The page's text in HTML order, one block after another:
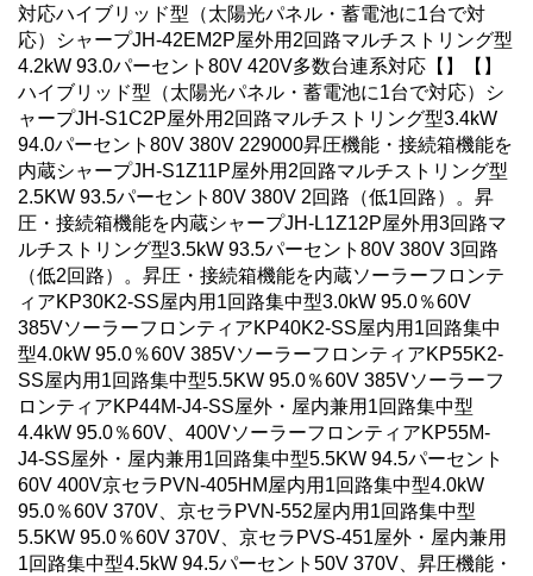
対応ハイブリッド型（太陽光パネル・蓄電池に1台で対
応）シャープJH-42EM2P屋外用2回路マルチストリング型
4.2kW 93.0パーセント80V 420V多数台連系対応【】【】
ハイブリッド型（太陽光パネル・蓄電池に1台で対応）シ
ャープJH-S1C2P屋外用2回路マルチストリング型3.4kW
94.0パーセント80V 380V 229000昇圧機能・接続箱機能を
内蔵シャープJH-S1Z11P屋外用2回路マルチストリング型
2.5KW 93.5パーセント80V 380V 2回路（低1回路）。昇
圧・接続箱機能を内蔵シャープJH-L1Z12P屋外用3回路マ
ルチストリング型3.5kW 93.5パーセント80V 380V 3回路
（低2回路）。昇圧・接続箱機能を内蔵ソーラーフロンテ
ィアKP30K2-SS屋内用1回路集中型3.0kW 95.0％60V
385VソーラーフロンティアKP40K2-SS屋内用1回路集中
型4.0kW 95.0％60V 385VソーラーフロンティアKP55K2-
SS屋内用1回路集中型5.5KW 95.0％60V 385Vソーラーフ
ロンティアKP44M-J4-SS屋外・屋内兼用1回路集中型
4.4kW 95.0％60V、400VソーラーフロンティアKP55M-
J4-SS屋外・屋内兼用1回路集中型5.5KW 94.5パーセント
60V 400V京セラPVN-405HM屋内用1回路集中型4.0kW
95.0％60V 370V、京セラPVN-552屋内用1回路集中型
5.5KW 95.0％60V 370V、京セラPVS-451屋外・屋内兼用
1回路集中型4.5kW 94.5パーセント50V 370V、昇圧機能・